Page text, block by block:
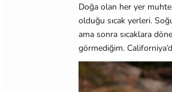
Doğa olan her yer
olduğu sıcak yerleri.
ama sonra sıcaklara
görmediğim.